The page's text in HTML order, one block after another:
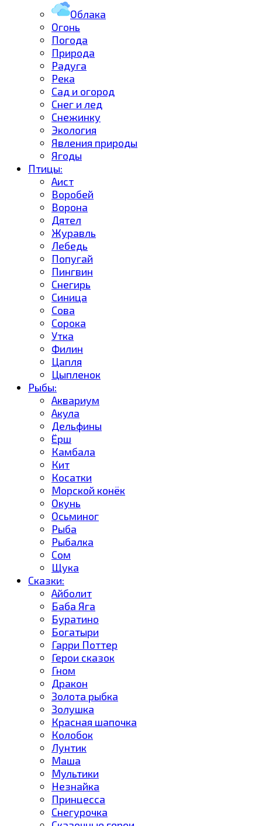
Облака
Огонь
Погода
Природа
Радуга
Река
Сад и огород
Снег и лед
Снежинку
Экология
Явления природы
Ягоды
Птицы:
Аист
Воробей
Ворона
Дятел
Журавль
Лебедь
Попугай
Пингвин
Снегирь
Синица
Сова
Сорока
Утка
Филин
Цапля
Цыпленок
Рыбы:
Аквариум
Акула
Дельфины
Ёрш
Камбала
Кит
Косатки
Морской конёк
Окунь
Осьминог
Рыба
Рыбалка
Сом
Щука
Сказки:
Айболит
Баба Яга
Буратино
Богатыри
Гарри Поттер
Герои сказок
Гном
Дракон
Золота рыбка
Золушка
Красная шапочка
Колобок
Лунтик
Маша
Мультики
Незнайка
Принцесса
Снегурочка